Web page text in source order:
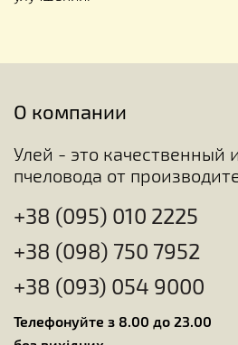
О компании
Улей - это качественный
пчеловода от
+38 (095) 010 2225
+38 (098) 750 7952
+38 (093) 054 9000
Телефонуйте з 8.00 до 23.00